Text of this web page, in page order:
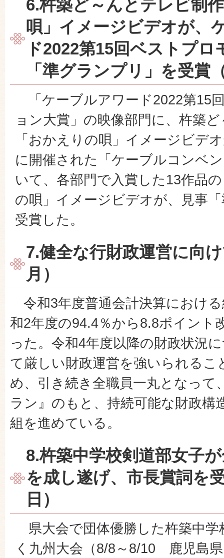
6.杵築ど～んとテレビ制
唄」イメージビデオが、
ド2022第15回ベストプ
「準グランプリ」を受賞
「ケーブルアワード2022第15
ョン大賞」の映像部門に、杵築
「おかえりの唄」イメージビデ
に開催された「ケーブルコンベ
いて、各部門で入賞した13作品
の唄」イメージビデオが、見事
受賞した。
7.健全な行財政運営に向
月）
令和3年度普通会計決算におけ
和2年度の94.4％から8.8ポイント
った。令和4年度以降の財政状況
て厳しい財政運営を強いられるこ
め、引き続き全職員一丸となって
ラン』のもと、持続可能な財政構
組を進めている。
8.杵築中学校剣道部女子
を成し遂げ、市長賞詞を
日）
県大会で団体優勝した杵築中学
く九州大会（8/8～8/10 鹿児島